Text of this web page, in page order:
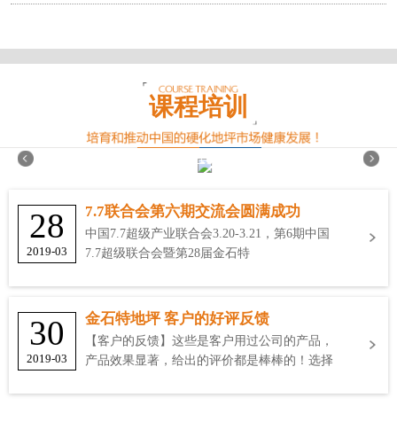
课程培训
28
2019-03
7.7联合会第六期交流会圆满成功
中国7.7超级产业联合会3.20-3.21，第6期中国
7.7超级联合会暨第28届金石特
30
2019-03
金石特地坪 客户的好评反馈
【客户的反馈】这些是客户用过公司的产品，
产品效果显著，给出的评价都是棒棒的！选择